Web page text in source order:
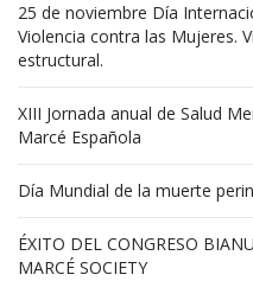
25 de noviembre Día
Violencia contra las Mujeres.
estructural.
XIII Jornada anual de Salud
Marcé Española
Día Mundial de la muerte
ÉXITO DEL CONGRESO
MARCÉ SOCIETY